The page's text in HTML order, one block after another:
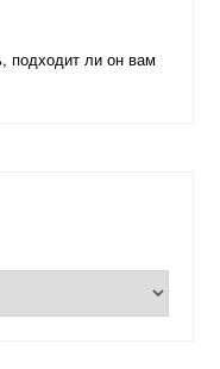
подходит ли он вам